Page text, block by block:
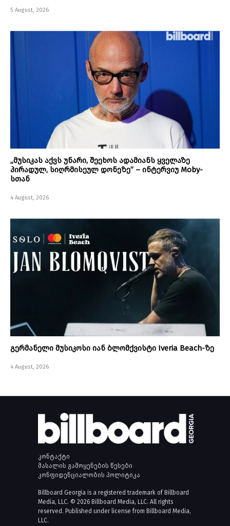
5 August, 2026
„მუსიკას აქვს უნარი, შეეხოს ადამიანს ყველაზე
პირადულ, სიღრმისეულ დონეზე” – ინტერვიუ Moby-
სთან
4 August, 2026
გერმანელი მუსიკოსი იან ბლომქვისტი Iveria Beach-ზე
4 August, 2026
კონტაქტი
მასალის გამოყენების წესები
კონფიდენციალობის პოლიტიკა
Billboard Georgia is a registered trademark of Billboard
Media, LLC. © 2026 Billboard Media, LLC. All rights
reserved. Published under license from Billboard Media,
LLC.